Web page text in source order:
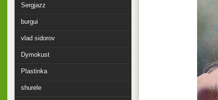
Sergjazz
burgui
vlad sidorov
Dymokust
Plastinka
shurele